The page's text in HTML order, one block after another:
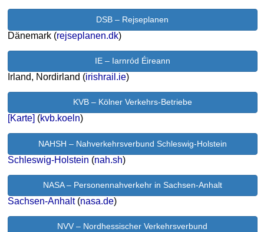
DSB – Rejseplanen
Dänemark (rejseplanen.dk)
IE – Iarnród Éireann
Irland, Nordirland (irishrail.ie)
KVB – Kölner Verkehrs-Betriebe
[Karte] (kvb.koeln)
NAHSH – Nahverkehrsverbund Schleswig-Holstein
Schleswig-Holstein (nah.sh)
NASA – Personennahverkehr in Sachsen-Anhalt
Sachsen-Anhalt(nasa.de)
NVV – Nordhessischer Verkehrsverbund